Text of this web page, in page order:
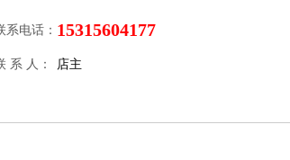
系电话： 15315604177
系 人： 店主